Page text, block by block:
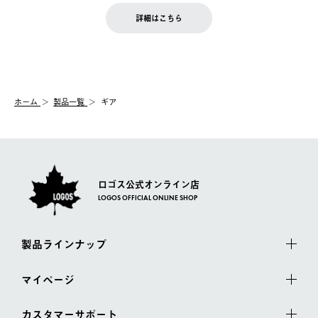
【配送業者】
佐川急便にて配送されます。
お客様都合の返品にかかる送料は、お客様ご負担とさせていただ
一度お手元の商品を返品いただき、ご希望商品を再注文してくだ
LOGOS FAMILY会員の方は、会員マイページ内 購入履歴画面に
詳細はこちら
ホーム 製品一覧 ギア
ロゴス公式オンライン店
LOGOS OFFICIAL ONLINE SHOP
製品ラインナップ
マイページ
カスタマーサポート